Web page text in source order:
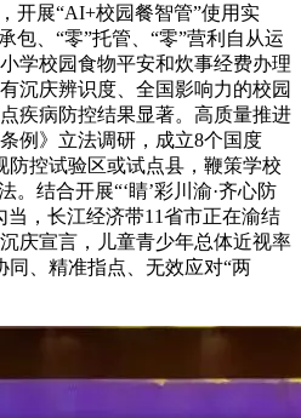
开展“AI+校园餐智管”使用实
包、“零”托管、“零”营利自从运
学校园食物平安和炊事经费办理
沉庆辨识度、全国影响力的校园
疾病防控结果显著。高质量推进
例》立法调研，成立8个国度
防控试验区或试点县，鞭策学校
。结合开展“‘睛’彩川渝·齐心防
，长江经济带11省市正在渝结
庆宣言，儿童青少年总体近视率
同、精准指点、无效应对“两